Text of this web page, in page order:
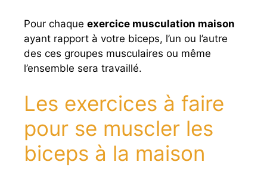
Pour chaque exercice musculation maison
ayant rapport à votre biceps, l’un ou l’autre
des ces groupes musculaires ou même
l’ensemble sera travaillé.
Les exercices à faire
pour se muscler les
biceps à la maison